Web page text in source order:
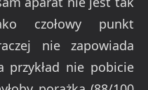
czołowy punkt
nie zapowiada
przykład nie pobicie